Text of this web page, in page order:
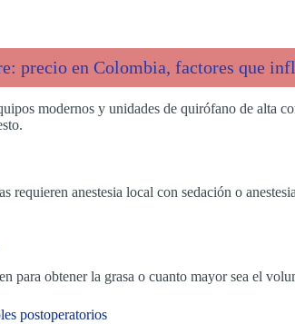
precio en Colombia, factores que
modernos y unidades de quirófano de alta
requieren anestesia local con sedación o
para obtener la grasa o cuanto mayor sea el
postoperatorios